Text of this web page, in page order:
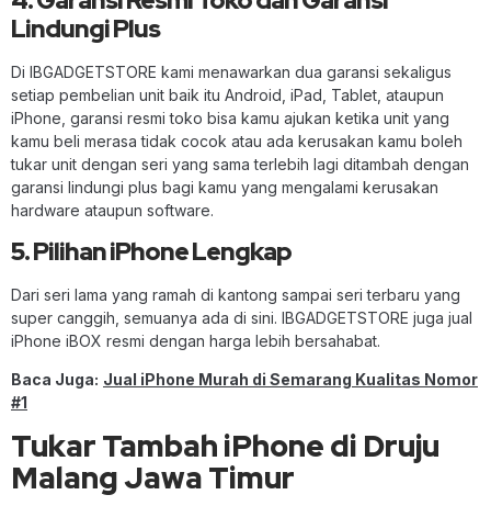
Lindungi Plus
Di IBGADGETSTORE kami menawarkan dua garansi sekaligus
setiap pembelian unit baik itu Android, iPad, Tablet, ataupun
iPhone, garansi resmi toko bisa kamu ajukan ketika unit yang
kamu beli merasa tidak cocok atau ada kerusakan kamu boleh
tukar unit dengan seri yang sama terlebih lagi ditambah dengan
garansi lindungi plus bagi kamu yang mengalami kerusakan
hardware ataupun software.
5. Pilihan iPhone Lengkap
Dari seri lama yang ramah di kantong sampai seri terbaru yang
super canggih, semuanya ada di sini. IBGADGETSTORE juga jual
iPhone iBOX resmi dengan harga lebih bersahabat.
Baca Juga: Jual iPhone Murah di Semarang Kualitas Nomor
#1
Tukar Tambah iPhone di Druju
Malang Jawa Timur